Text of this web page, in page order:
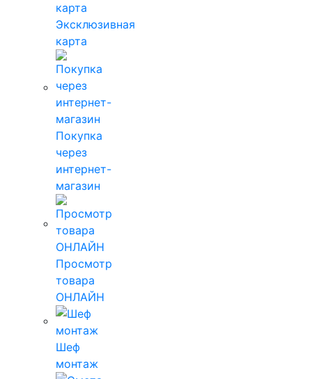
Эксклюзивная
карта
Покупка
через
интернет-
магазин
Просмотр
товара
ОНЛАЙН
Шеф
монтаж